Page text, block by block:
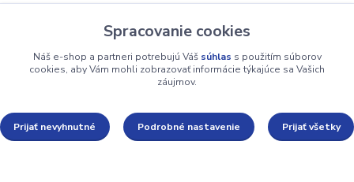
nasledovne zákona č. 102/2014 Z.z. v znení neskorších predpisov
od kúpnej zmluvy uzavretej so spoločnosťou Martin Teplický,
ako „predávajúci“).
Spotrebiteľ týmto vracia predávajúcemu v lehote 14 dní
Spracovanie cookies
Náš e-shop a partneri potrebujú Váš súhlas s použitím súborov
cookies, aby Vám mohli zobrazovať informácie týkajúce sa Vašich
záujmov.
Prijať nevyhnutné Podrobné nastavenie Prijať všetky